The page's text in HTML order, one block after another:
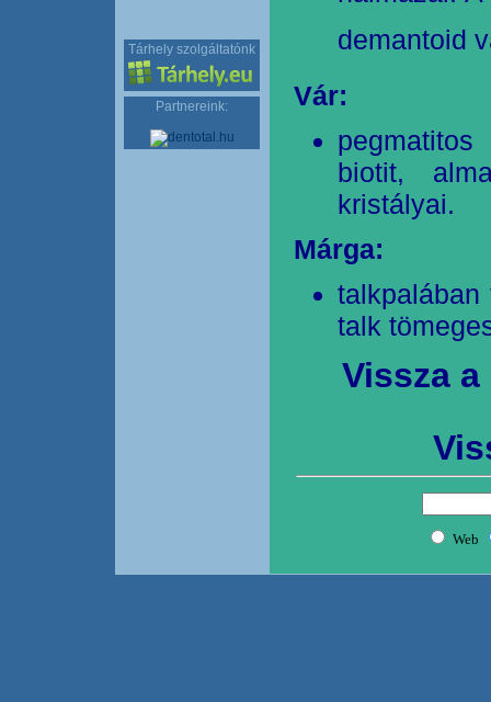
Tárhely szolgáltatónk
Partnereink:
Vár:
biotit,
kristályai.
Márga:
talkpalában
talk
Vissza